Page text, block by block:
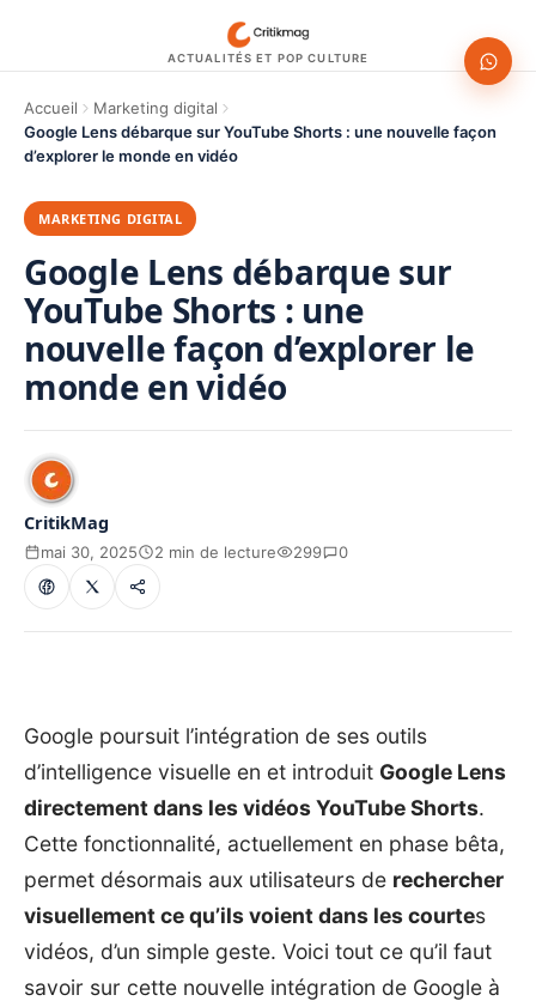
ACTUALITÉS ET POP CULTURE
Accueil
Marketing digital
Google Lens débarque sur YouTube Shorts : une nouvelle façon
d’explorer le monde en vidéo
MARKETING DIGITAL
Google Lens débarque sur
YouTube Shorts : une
nouvelle façon d’explorer le
monde en vidéo
CritikMag
mai 30, 2025 2 min de lecture 299 0
Google poursuit l’intégration de ses outils
d’intelligence visuelle en et introduit Google Lens
directement dans les vidéos YouTube Shorts.
Cette fonctionnalité, actuellement en phase bêta,
permet désormais aux utilisateurs de rechercher
visuellement ce qu’ils voient dans les courtes
vidéos, d’un simple geste. Voici tout ce qu’il faut
savoir sur cette nouvelle intégration de Google à